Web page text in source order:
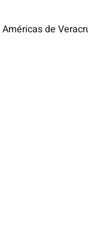
de